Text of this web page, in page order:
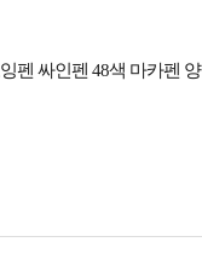
펜 싸인펜 48색 마카펜 양